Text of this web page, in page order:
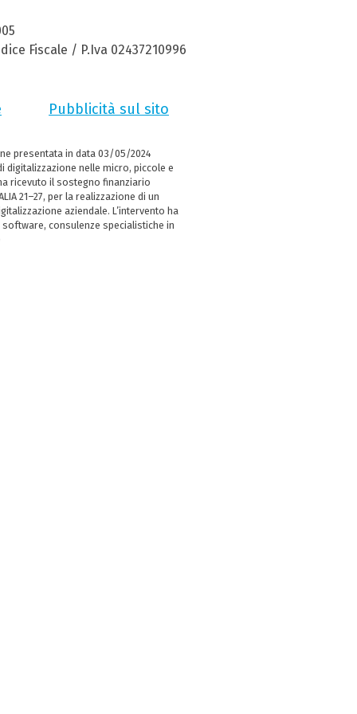
Fiscale / P.Iva 02437210996
Pubblicità sul sito
presentata in data 03/05/2024
digitalizzazione nelle micro, piccole e
ricevuto il sostegno finanziario
21–27, per la realizzazione di un
aziendale. L’intervento ha
consulenze specialistiche in